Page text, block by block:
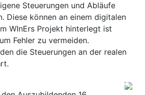
Steuerungen und Abläufe
Diese können an einem digitalen
WInErs Projekt hinterlegt ist
Fehler zu vermeiden.
die Steuerungen an der realen